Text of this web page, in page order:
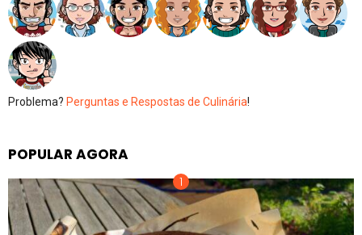
Problema? Perguntas e Respostas de Culinária!
POPULAR AGORA